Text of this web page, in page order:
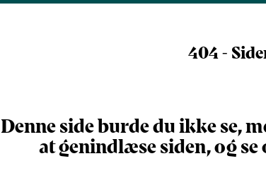
404 -
Denne side burde du ikke se,
at genindlæse siden, og